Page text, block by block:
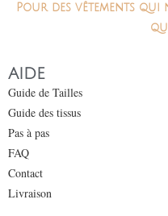
Pour des vêtements qui
AIDE
Guide de Tailles
Guide des tissus
Pas à pas
FAQ
Contact
Livraison